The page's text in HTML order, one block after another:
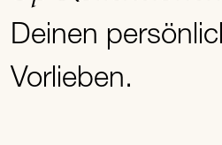
Deinen
Vorlieben.